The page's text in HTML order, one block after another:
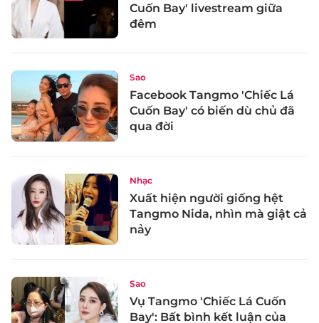
Cuốn Bay' livestream giữa
đêm
Sao
Facebook Tangmo 'Chiếc Lá
Cuốn Bay' có biến dù chủ đã
qua đời
Nhạc
Xuất hiện người giống hệt
Tangmo Nida, nhìn mà giật cả
nảy
Sao
Vụ Tangmo 'Chiếc Lá Cuốn
Bay': Bất bình kết luận của